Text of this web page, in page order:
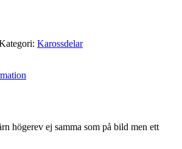
Karossdelar
högerev ej samma som på bild men ett